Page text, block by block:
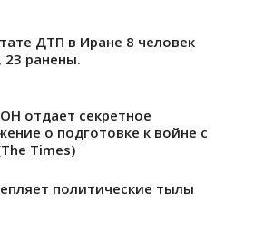
ДТП в Иране 8 человек
23 ранены.
отдает секретное
о подготовке к войне с
Times)
политические тылы